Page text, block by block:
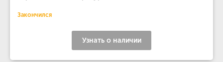
Закончился
Узнать о наличии